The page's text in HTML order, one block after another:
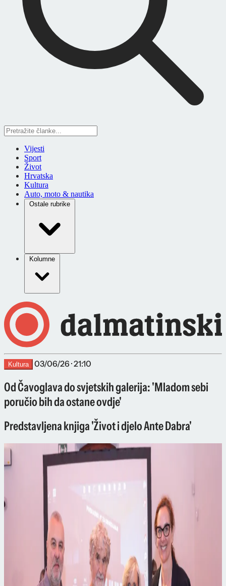
Vijesti
Sport
Život
Hrvatska
Kultura
Auto, moto & nautika
Ostale rubrike
Kolumne
Kultura 03/06/26 · 21:10
Od Čavoglava do svjetskih galerija: 'Mladom sebi
poručio bih da ostane ovdje'
Predstavljena knjiga 'Život i djelo Ante Dabra'